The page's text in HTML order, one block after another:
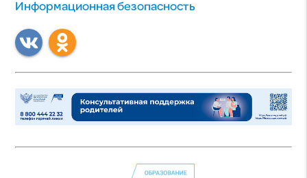
Информационная безопасность